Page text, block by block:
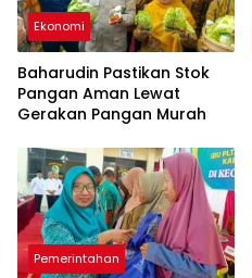
Ekonomi
Baharudin Pastikan Stok
Pangan Aman Lewat
Gerakan Pangan Murah
Pemerintahan